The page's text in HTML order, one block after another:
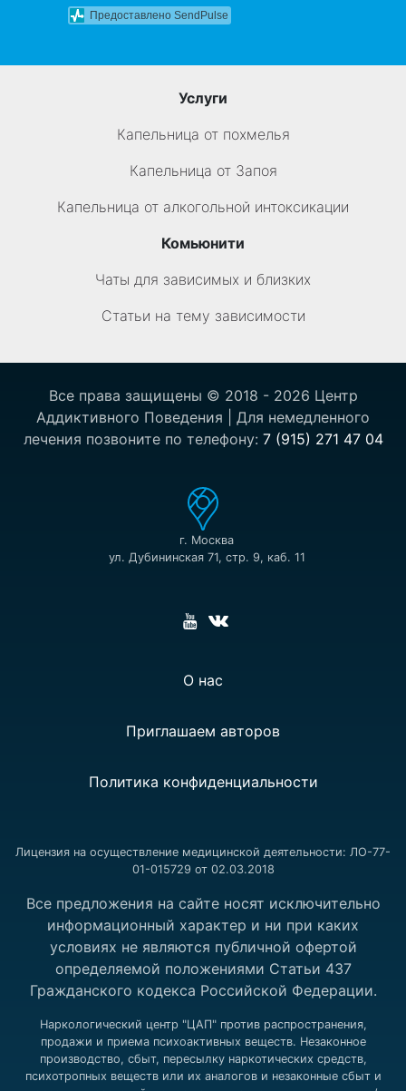
Предоставлено SendPulse
Услуги
Капельница от похмелья
Капельница от Запоя
Капельница от алкогольной интоксикации
Комьюнити
Чаты для зависимых и близких
Статьи на тему зависимости
Все права защищены © 2018 - 2026 Центр
Аддиктивного Поведения | Для немедленного
лечения позвоните по телефону: 7 (915) 271 47 04
г. Москва
ул. Дубининская 71, стр. 9, каб. 11
О нас
Приглашаем авторов
Политика конфиденциальности
Лицензия на осуществление медицинской деятельности: ЛО-77-
01-015729 от 02.03.2018
Все предложения на сайте носят исключительно
информационный характер и ни при каких
условиях не являются публичной офертой
определяемой положениями Статьи 437
Гражданского кодекса Российской Федерации.
Наркологический центр "ЦАП" против распространения,
продажи и приема психоактивных веществ. Незаконное
производство, сбыт, пересылку наркотических средств,
психотропных веществ или их аналогов и незаконные сбыт и